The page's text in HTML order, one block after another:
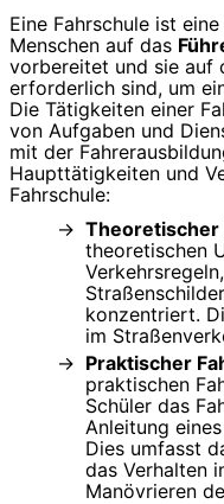
Eine Fahrschule ist
Menschen auf das
vorbereitet und sie auf
erforderlich sind, um
Die Tätigkeiten einer
von Aufgaben und
mit der
Haupttätigkeiten und
Fahrschule:
theoretischen
konzentriert.
im
Praktischer
praktischen
Schüler das
Anleitung
Dies umfasst
das Verhalten
Manövrieren